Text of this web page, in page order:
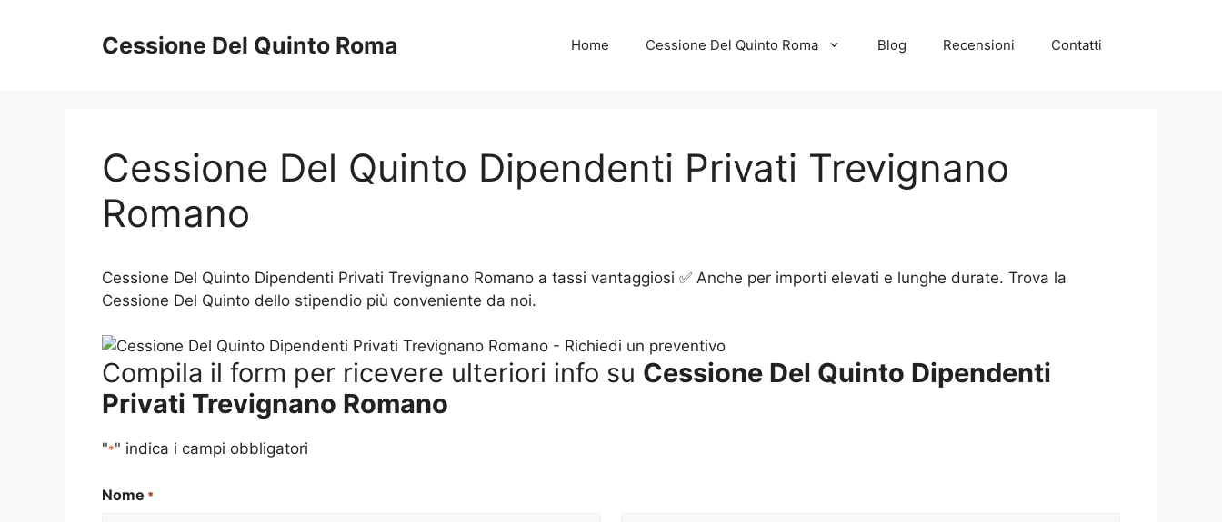
Cessione Del Quinto Roma Home Cessione Del Quinto Roma Blog Recensioni Contatti
Cessione Del Quinto Dipendenti Privati Trevignano
Romano
Cessione Del Quinto Dipendenti Privati Trevignano Romano a tassi vantaggiosi ✅ Anche per importi elevati e lunghe durate. Trova la
Cessione Del Quinto dello stipendio più conveniente da noi.
Compila il form per ricevere ulteriori info su Cessione Del Quinto Dipendenti
Privati Trevignano Romano
"*" indica i campi obbligatori
Nome *